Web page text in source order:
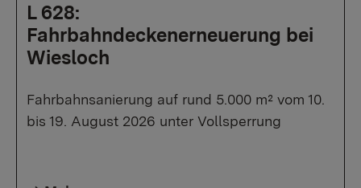
L 628:
Fahrbahndeckenerneuerung bei
Wiesloch
Fahrbahnsanierung auf rund 5.000 m² vom 10.
bis 19. August 2026 unter Vollsperrung